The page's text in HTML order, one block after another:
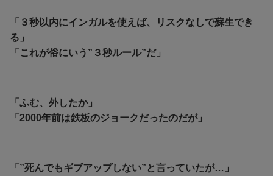
「３秒以内にインガルを使えば、リスクなしで蘇生でき
る」
「これが俗にいう”３秒ルール”だ」
「ふむ、外したか」
「2000年前は鉄板のジョークだったのだが」
「”死んでもギブアップしない”と言っていたが…」